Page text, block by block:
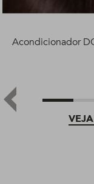
Acondicionador